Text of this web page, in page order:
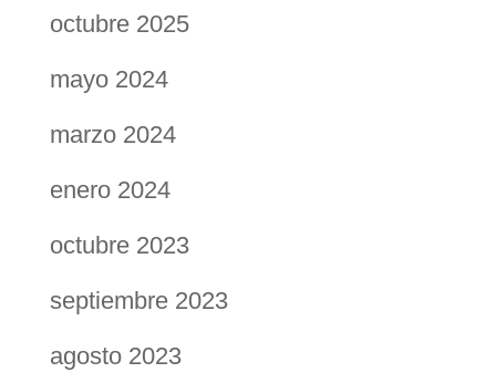
octubre 2025
mayo 2024
marzo 2024
enero 2024
octubre 2023
septiembre 2023
agosto 2023